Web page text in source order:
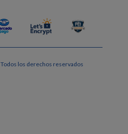
Todos los derechos reservados